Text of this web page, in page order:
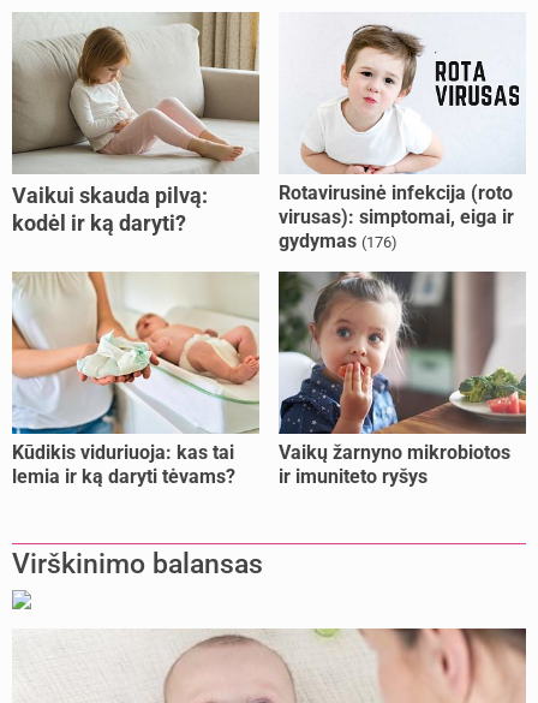
Vaikui skauda pilvą:
kodėl ir ką daryti?
Rotavirusinė infekcija (roto
virusas): simptomai, eiga ir
gydymas (176)
Kūdikis viduriuoja: kas tai
lemia ir ką daryti tėvams?
Vaikų žarnyno mikrobiotos
ir imuniteto ryšys
Virškinimo balansas